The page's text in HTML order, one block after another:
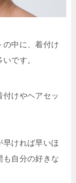
の中に、着付け
です。
付けやヘアセッ
早ければ早いほ
も自分の好きな